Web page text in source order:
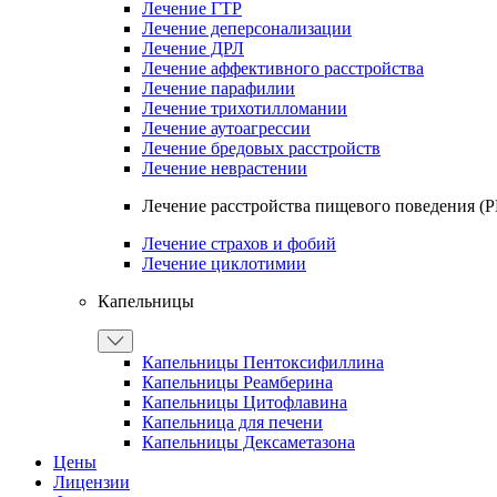
Лечение ГТР
Лечение деперсонализации
Лечение ДРЛ
Лечение аффективного расстройства
Лечение парафилии
Лечение трихотилломании
Лечение аутоагрессии
Лечение бредовых расстройств
Лечение неврастении
Лечение расстройства пищевого поведения
Лечение страхов и фобий
Лечение циклотимии
Капельницы
Капельницы Пентоксифиллина
Капельницы Реамберина
Капельницы Цитофлавина
Капельница для печени
Капельницы Дексаметазона
Цены
Лицензии